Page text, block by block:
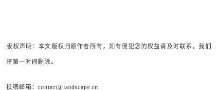
版权声明：本文版权归原作者所有，如有侵犯您的权益请及时联系，我们
将第一时间删除。
投稿邮箱：contact@landscape.cn